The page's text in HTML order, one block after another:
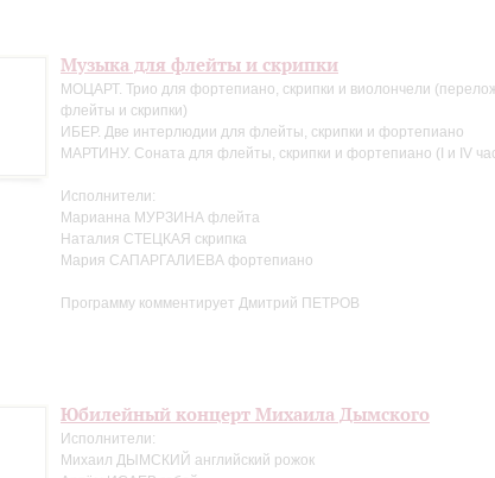
Музыка для флейты и скрипки
МОЦАРТ. Трио для фортепиано, скрипки и виолончели
флейты и скрипки)
ИБЕР. Две интерлюдии для флейты, скрипки и фортепиано
МАРТИНУ. Соната для флейты, скрипки и фортепиано (I и IV
Исполнители:
Марианна МУРЗИНА флейта
Наталия СТЕЦКАЯ скрипка
Мария САПАРГАЛИЕВА фортепиано
Программу комментирует Дмитрий ПЕТРОВ
Юбилейный концерт Михаила Дымского
Исполнители:
Михаил ДЫМСКИЙ английский рожок